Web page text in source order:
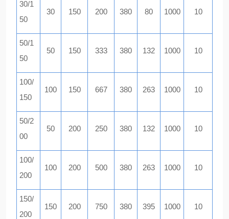
30/1
50
30 150 200 380 80 1000 10
50/1
50
50 150 333 380 132 1000 10
100/
150
100 150 667 380 263 1000 10
50/2
00
50 200 250 380 132 1000 10
100/
200
100 200 500 380 263 1000 10
150/
200
150 200 750 380 395 1000 10